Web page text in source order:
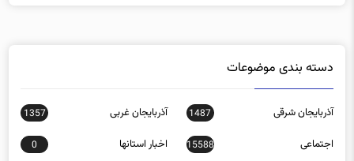
آذربایجان شرقی
اجتماعی 15588 اخبار استانها 0
اخبار تکنولوژی 272 اخبار روز 16152